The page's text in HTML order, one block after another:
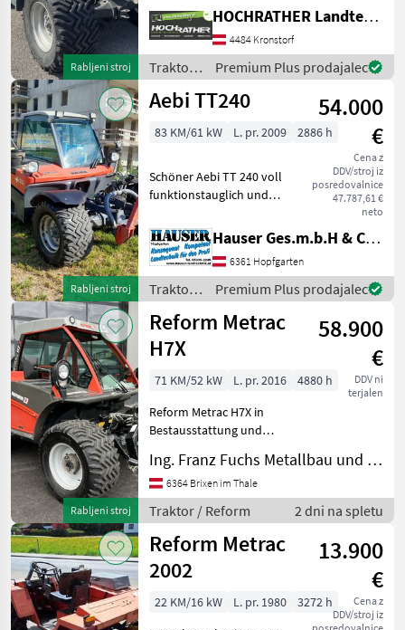
Rabljeni stroj
2008 + 3547 obratovalnih ur
+ 4-valjni turbomotor z 82
PS + Prednji in zadnji
priključni gred
HOCHRATHER Landtechnik GmbH
4484 Kronstorf
Traktor /
Aebi
Premium Plus prodajalec
Rabljeni stroj
Aebi TT240
54.000
€
Cena z
DDV/stroj iz
posredovalnice
47.787,61 €
neto
83 KM/61 kW L. pr. 2009 2886 h
Schöner Aebi TT 240 voll
funktionstauglich und
Service inkl. hydrualischem
Oberlenker und
Weistedreieck.
serienmäßige Ausführung *
ca
Hauser Ges.m.b.H & Co.KG
6361 Hopfgarten
Traktor /
Aebi
Premium Plus prodajalec
Rabljeni stroj
Reform Metrac
H7X
58.900
€
DDV ni
terjalen
71 KM/52 kW L. pr. 2016
4880 h
Reform Metrac H7X in
Bestausstattung und
VM 4-Zylinder -Turbo-
Diesel, Commonrail 71 PS
Getriebe: hydrostatischer
Fahrantrieb mit
Ing. Franz Fuchs Metallbau und Landtechnik GmbH & CoKG
6364 Brixen im Thale
Traktor / Reform 2 dni na spletu
Reform Metrac
2002
13.900
€
Cena z
DDV/stroj iz
22 KM/16 kW L. pr. 1980
3272 h